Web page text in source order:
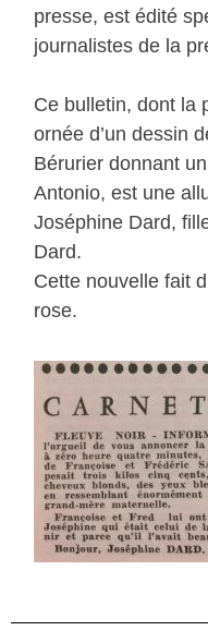
presse, est édité
journalistes de la
Ce bulletin, dont la
ornée d’un dessin
Bérurier donnant
Antonio, est une
Joséphine Dard,
Dard.
Cette nouvelle fait
rose.